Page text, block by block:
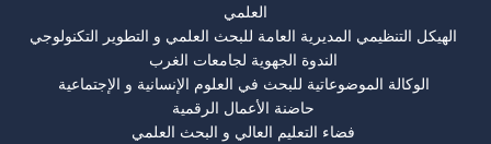
العلمي
الهيكل التنظيمي المديرية العامة للبحث العلمي و التطوير التكنولوجي
الندوة الجهوية لجامعات الغرب
الوكالة الموضوعاتية للبحث في العلوم الإنسانية و الإجتماعية
حاضنة الأعمال الرقمية
فضاء التعليم العالي و البحث العلمي